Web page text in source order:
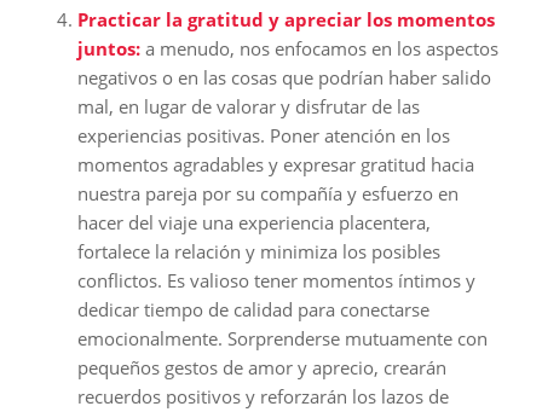
Practicar la gratitud y apreciar los momentos
juntos:a menudo, nos enfocamos en los aspectos
negativos o en las cosas que podrían haber salido
mal, en lugar de valorar y disfrutar de las
experiencias positivas. Poner atención en los
momentos agradables y expresar gratitud hacia
nuestra pareja por su compañía y esfuerzo en
hacer del viaje una experiencia placentera,
fortalece la relación y minimiza los posibles
conflictos. Es valioso tener momentos íntimos y
dedicar tiempo de calidad para conectarse
emocionalmente. Sorprenderse mutuamente con
pequeños gestos de amor y aprecio, crearán
recuerdos positivos y reforzarán los lazos de